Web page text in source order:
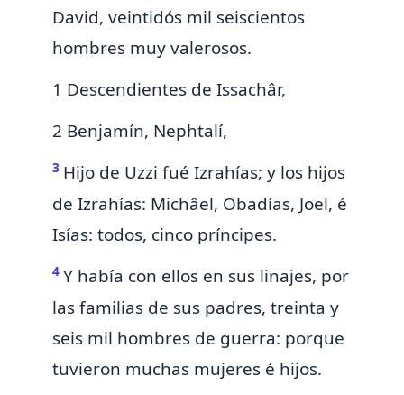
David, veintidós mil seiscientos
hombres muy valerosos.
1 Descendientes de Issachâr,
2 Benjamín, Nephtalí,
3 Hijo de Uzzi fué Izrahías; y los hijos
de Izrahías: Michâel, Obadías, Joel, é
Isías: todos, cinco príncipes.
4 Y había con ellos en sus linajes, por
las familias de sus padres, treinta y
seis mil hombres de guerra: porque
tuvieron muchas mujeres é hijos.